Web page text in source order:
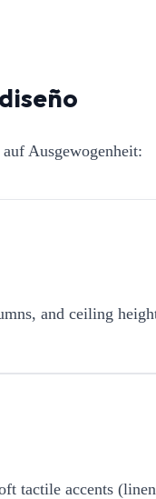
Ausgewogenheit:
and ceiling
tactile accents